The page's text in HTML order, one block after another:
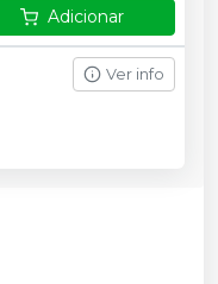
Adicionar
Ver info